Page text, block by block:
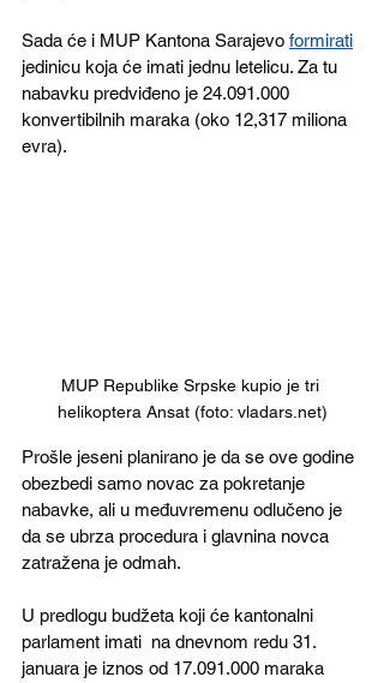
Sada će i MUP Kantona Sarajevo formirati
jedinicu koja će imati jednu letelicu. Za tu
nabavku predviđeno je 24.091.000
konvertibilnih maraka (oko 12,317 miliona
evra).
MUP Republike Srpske kupio je tri
helikoptera Ansat (foto: vladars.net)
Prošle jeseni planirano je da se ove godine
obezbedi samo novac za pokretanje
nabavke, ali u međuvremenu odlučeno je
da se ubrza procedura i glavnina novca
zatražena je odmah.
U predlogu budžeta koji će kantonalni
parlament imati  na dnevnom redu 31.
januara je iznos od 17.091.000 maraka